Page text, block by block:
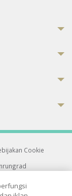
Cookie
Thailand.